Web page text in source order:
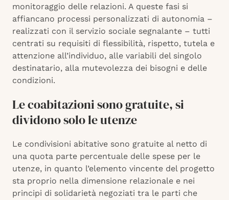
monitoraggio delle relazioni. A queste fasi si
affiancano processi personalizzati di autonomia –
realizzati con il servizio sociale segnalante – tutti
centrati su requisiti di flessibilità, rispetto, tutela e
attenzione all’individuo, alle variabili del singolo
destinatario, alla mutevolezza dei bisogni e delle
condizioni.
Le coabitazioni sono gratuite, si
dividono solo le utenze
Le condivisioni abitative sono gratuite al netto di
una quota parte percentuale delle spese per le
utenze, in quanto l’elemento vincente del progetto
sta proprio nella dimensione relazionale e nei
principi di solidarietà negoziati tra le parti che